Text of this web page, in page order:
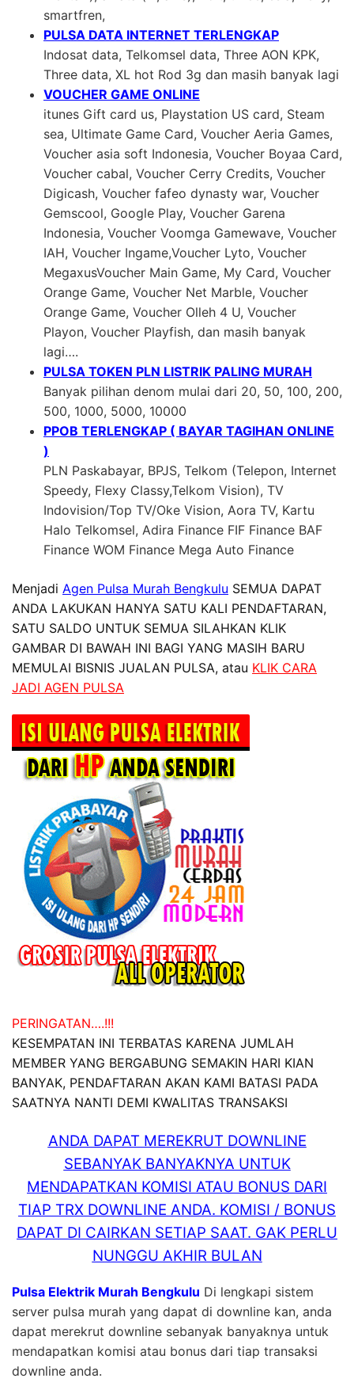
smartfren,
PULSA DATA INTERNET TERLENGKAP
Indosat data, Telkomsel data, Three AON KPK,
Three data, XL hot Rod 3g dan masih banyak lagi
VOUCHER GAME ONLINE
itunes Gift card us, Playstation US card, Steam
sea, Ultimate Game Card, Voucher Aeria Games,
Voucher asia soft Indonesia, Voucher Boyaa Card,
Voucher cabal, Voucher Cerry Credits, Voucher
Digicash, Voucher fafeo dynasty war, Voucher
Gemscool, Google Play, Voucher Garena
Indonesia, Voucher Voomga Gamewave, Voucher
IAH, Voucher Ingame,Voucher Lyto, Voucher
MegaxusVoucher Main Game, My Card, Voucher
Orange Game, Voucher Net Marble, Voucher
Orange Game, Voucher Olleh 4 U, Voucher
Playon, Voucher Playfish, dan masih banyak
lagi….
PULSA TOKEN PLN LISTRIK PALING MURAH
Banyak pilihan denom mulai dari 20, 50, 100, 200,
500, 1000, 5000, 10000
PPOB TERLENGKAP ( BAYAR TAGIHAN ONLINE
)
PLN Paskabayar, BPJS, Telkom (Telepon, Internet
Speedy, Flexy Classy,Telkom Vision), TV
Indovision/Top TV/Oke Vision, Aora TV, Kartu
Halo Telkomsel, Adira Finance FIF Finance BAF
Finance WOM Finance Mega Auto Finance
Menjadi Agen Pulsa Murah Bengkulu SEMUA DAPAT
ANDA LAKUKAN HANYA SATU KALI PENDAFTARAN,
SATU SALDO UNTUK SEMUA SILAHKAN KLIK
GAMBAR DI BAWAH INI BAGI YANG MASIH BARU
MEMULAI BISNIS JUALAN PULSA, atau KLIK CARA
JADI AGEN PULSA
PERINGATAN….!!!
KESEMPATAN INI TERBATAS KARENA JUMLAH
MEMBER YANG BERGABUNG SEMAKIN HARI KIAN
BANYAK, PENDAFTARAN AKAN KAMI BATASI PADA
SAATNYA NANTI DEMI KWALITAS TRANSAKSI
ANDA DAPAT MEREKRUT DOWNLINE
SEBANYAK BANYAKNYA UNTUK
MENDAPATKAN KOMISI ATAU BONUS DARI
TIAP TRX DOWNLINE ANDA. KOMISI / BONUS
DAPAT DI CAIRKAN SETIAP SAAT. GAK PERLU
NUNGGU AKHIR BULAN
Pulsa Elektrik Murah Bengkulu Di lengkapi sistem
server pulsa murah yang dapat di downline kan, anda
dapat merekrut downline sebanyak banyaknya untuk
mendapatkan komisi atau bonus dari tiap transaksi
downline anda.